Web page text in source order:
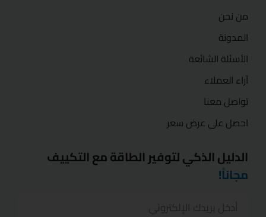
من نحن
المدونة
الأسئلة الشائعة
آراء العملاء
تواصل معنا
احصل على عرض سعر
الدليل الذكي لتوفير الطاقة مع التكييف
مجاناً!